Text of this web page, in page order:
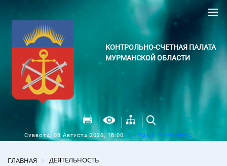
КОНТРОЛЬНО-СЧЕТНАЯ ПАЛАТА
МУРМАНСКОЙ ОБЛАСТИ
Суббота, 08 Августа 2026, 18:00 Погода в Мурманске
ГЛАВНАЯ
ДЕЯТЕЛЬНОСТЬ